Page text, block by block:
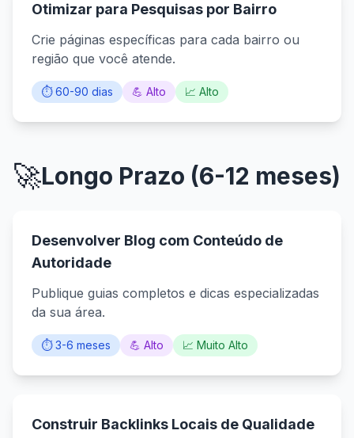
Otimizar para Pesquisas por Bairro
Crie páginas específicas para cada bairro ou
região que você atende.
⏱️ 60-90 dias 💪 Alto 📈 Alto
🚀Longo Prazo (6-12 meses)
Desenvolver Blog com Conteúdo de
Autoridade
Publique guias completos e dicas especializadas
da sua área.
⏱️ 3-6 meses 💪 Alto 📈 Muito Alto
Construir Backlinks Locais de Qualidade